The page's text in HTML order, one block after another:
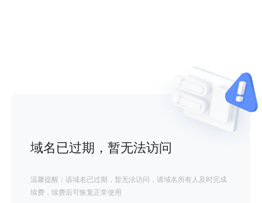
域名已过期，暂无法访问
温馨提醒：该域名已过期，暂无法访问，请域名所有人及时完成
续费，续费后可恢复正常使用